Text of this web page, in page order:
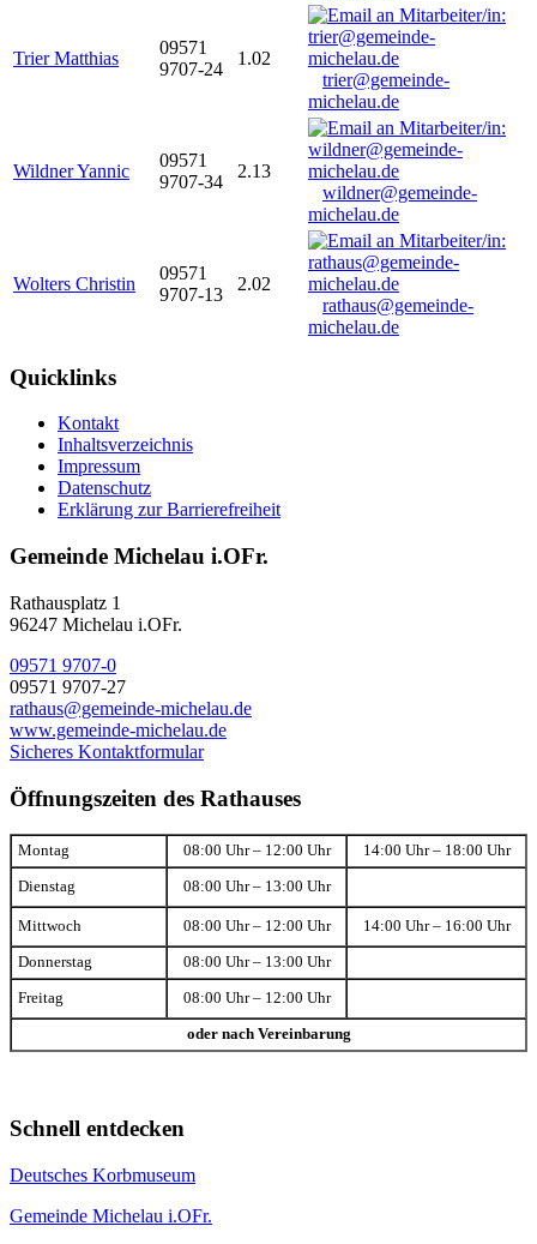
Trier Matthias
09571
9707-24
1.02
trier@gemeinde-
michelau.de
Wildner Yannic
09571
9707-34
2.13
wildner@gemeinde-
michelau.de
Wolters Christin
09571
9707-13
2.02
rathaus@gemeinde-
michelau.de
Quicklinks
Kontakt
Inhaltsverzeichnis
Impressum
Datenschutz
Erklärung zur Barrierefreiheit
Gemeinde Michelau i.OFr.
Rathausplatz 1
96247 Michelau i.OFr.
09571 9707-0
09571 9707-27
rathaus@gemeinde-michelau.de
www.gemeinde-michelau.de
Sicheres Kontaktformular
Öffnungszeiten des Rathauses
Montag 08:00 Uhr – 12:00 Uhr 14:00 Uhr – 18:00 Uhr
Dienstag 08:00 Uhr – 13:00 Uhr
Mittwoch 08:00 Uhr – 12:00 Uhr 14:00 Uhr – 16:00 Uhr
Donnerstag 08:00 Uhr – 13:00 Uhr
Freitag 08:00 Uhr – 12:00 Uhr
oder nach Vereinbarung
Schnell entdecken
Deutsches Korbmuseum
Gemeinde Michelau i.OFr.